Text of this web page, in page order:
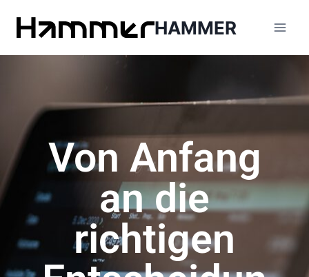
HAMMER
Von Anfang
an die
richtigen